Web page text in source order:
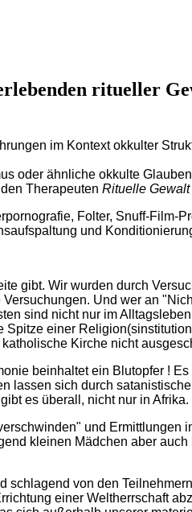
ritueller
im Kontext okkulter
oder ähnliche okkulte
Therapeuten Rituelle Gewalt
Folter, Snuff-Film-
und
gibt. Wir wurden durch
Und wer an
sind nicht nur im
einer
Kirche nicht
beinhaltet ein Blutopfer !
lassen sich durch
es überall, nicht nur in Afrika.
und
kleinen Mädchen aber
von den
einer Weltherrschaft